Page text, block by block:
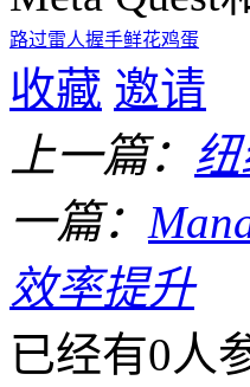
路过雷人握手鲜花鸡蛋
收藏 邀请
上一篇：
一篇：
效率提升
已经有0人